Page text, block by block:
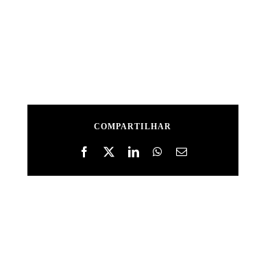
COMPARTILHAR